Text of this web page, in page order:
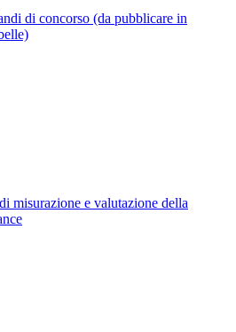
di concorso (da pubblicare in
misurazione e valutazione della